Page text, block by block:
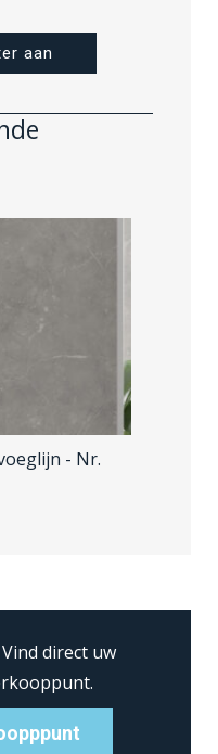
aan
- Nr.
Vind direct uw